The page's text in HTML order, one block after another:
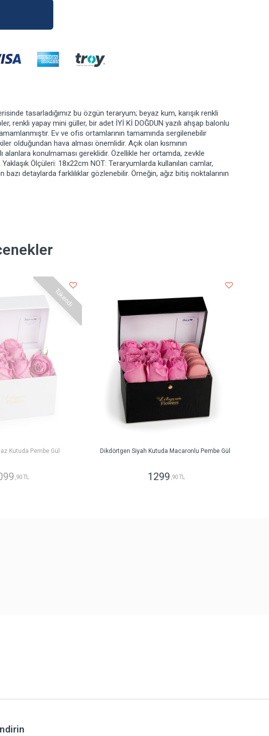
tasarladığımız bu özgün teraryum; beyaz kum, karışık renkli
renkli yapay mini güller, bir adet İYİ Kİ DOĞDUN yazılı ahşap balonlu
Ev ve ofis ortamlarının tamamında sergilenebilir
olduğundan hava alması önemlidir. Açık olan kısmının
alanlara konulmaması gereklidir. Özellikle her ortamda, zevkle
Ölçüleri: 18x22cm NOT: Teraryumlarda kullanılan camlar,
detaylarda farklılıklar gözlenebilir. Örneğin, ağız bitiş noktalarının
Tükendi
Kutuda Pembe Gül
,90 TL
Dikdörtgen Siyah Kutuda Macaronlu Pembe Gül
1299 ,90 TL